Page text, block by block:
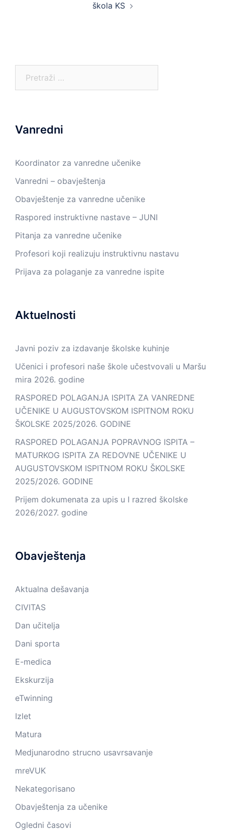
škola KS
Vanredni
Koordinator za vanredne učenike
Vanredni – obavještenja
Obavještenje za vanredne učenike
Raspored instruktivne nastave – JUNI
Pitanja za vanredne učenike
Profesori koji realizuju instruktivnu nastavu
Prijava za polaganje za vanredne ispite
Aktuelnosti
Javni poziv za izdavanje školske kuhinje
Učenici i profesori naše škole učestvovali u Maršu
mira 2026. godine
RASPORED POLAGANJA ISPITA ZA VANREDNE
UČENIKE U AUGUSTOVSKOM ISPITNOM ROKU
ŠKOLSKE 2025/2026. GODINE
RASPORED POLAGANJA POPRAVNOG ISPITA –
MATURKOG ISPITA ZA REDOVNE UČENIKE U
AUGUSTOVSKOM ISPITNOM ROKU ŠKOLSKE
2025/2026. GODINE
Prijem dokumenata za upis u I razred školske
2026/2027. godine
Obavještenja
Aktualna dešavanja
CIVITAS
Dan učitelja
Dani sporta
E-medica
Ekskurzija
eTwinning
Izlet
Matura
Medjunarodno strucno usavrsavanje
mreVUK
Nekategorisano
Obavještenja za učenike
Ogledni časovi